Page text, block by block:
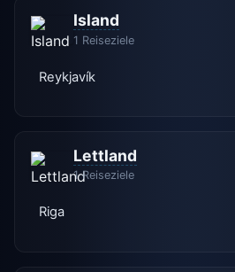
Island
1 Reiseziele
Reykjavík
Lettland
1 Reiseziele
Riga